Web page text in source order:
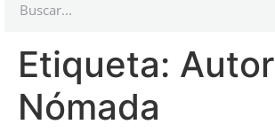
Etiqueta: Autor
Nómada